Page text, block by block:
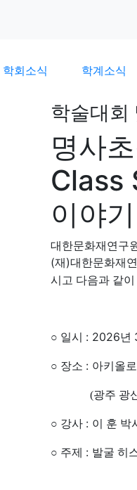
학회소식 학계소식
학술대회
명사
Class
이야
대한문화재연구
(재 )대한문화재
시고 다음과 같
○ 일시 : 2026년
○ 장소 : 아키올
(광주 광산구
○ 강사 : 이 훈 박
○ 주제 : 발굴 히